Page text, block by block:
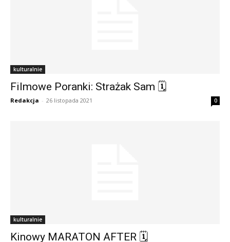
kulturalnie
Filmowe Poranki: Strażak Sam 🗓
Redakcja - 26 listopada 2021 0
kulturalnie
Kinowy MARATON AFTER 🗓